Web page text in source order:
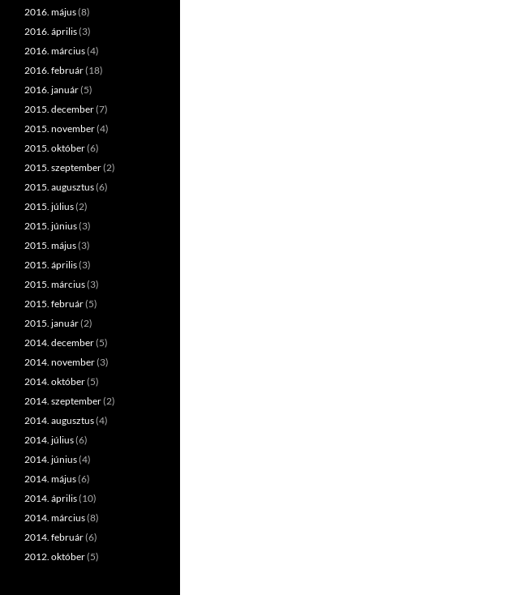
2016. május(8)
2016. április(3)
2016. március(4)
2016. február(18)
2016. január(5)
2015. december(7)
2015. november(4)
2015. október(6)
2015. szeptember(2)
2015. augusztus(6)
2015. július(2)
2015. június(3)
2015. május(3)
2015. április(3)
2015. március(3)
2015. február(5)
2015. január(2)
2014. december(5)
2014. november(3)
2014. október(5)
2014. szeptember(2)
2014. augusztus(4)
2014. július(6)
2014. június(4)
2014. május(6)
2014. április(10)
2014. március(8)
2014. február(6)
2012. október(5)